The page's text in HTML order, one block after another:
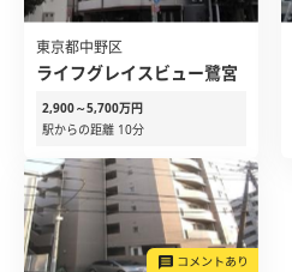
東京都中野区
ライフグレイスビュー鷺宮
2,900～5,700万円
駅からの距離 10分